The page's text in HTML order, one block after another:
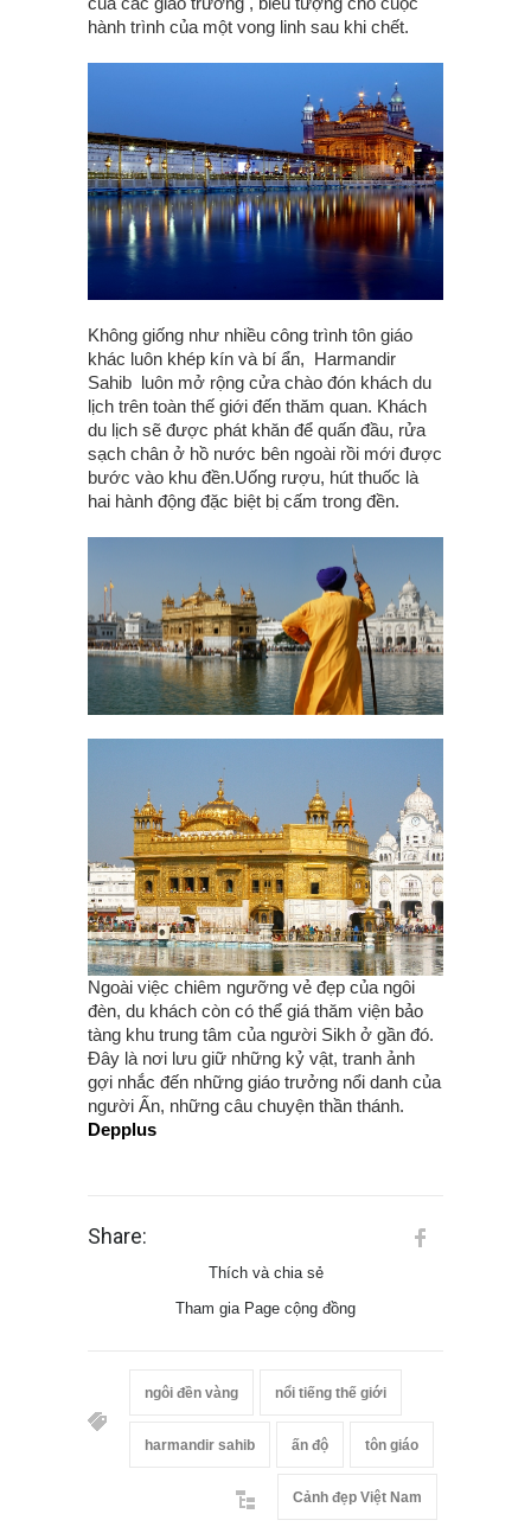
hành trình của một vong linh sau khi chết.
Không giống như nhiều công trình tôn giáo
khác luôn khép kín và bí ẩn, Harmandir
Sahib luôn mở rộng cửa chào đón khách du
lịch trên toàn thế giới đến thăm quan. Khách
du lịch sẽ được phát khăn để quấn đầu, rửa
sạch chân ở hồ nước bên ngoài rồi mới được
bước vào khu đền.Uống rượu, hút thuốc là
hai hành động đặc biệt bị cấm trong đền.
Ngoài việc chiêm ngưỡng vẻ đẹp của ngôi
đèn, du khách còn có thể giá thăm viện bảo
tàng khu trung tâm của người Sikh ở gần đó.
Đây là nơi lưu giữ những kỷ vật, tranh ảnh
gợi nhắc đến những giáo trưởng nổi danh của
người Ấn, những câu chuyện thần thánh.
Depplus
Share:
Thích và chia sẻ
Tham gia Page cộng đồng
ngôi đền vàng nổi tiếng thế giới
harmandir sahib ấn độ tôn giáo
Cảnh đẹp Việt Nam